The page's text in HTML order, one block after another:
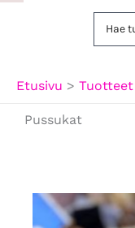
Etusivu Tuotteet
Pussukat